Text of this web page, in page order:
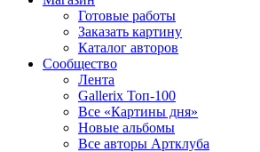
Готовые работы
Заказать картину
Каталог авторов
Сообщество
Лента
Gallerix Топ-100
Все «Картины дня»
Новые альбомы
Все авторы Артклуба